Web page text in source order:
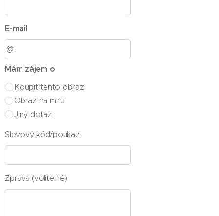
E-mail
Mám zájem o
Koupit tento obraz
Obraz na míru
Jiný dotaz
Slevový kód/poukaz
Zpráva (volitelné)